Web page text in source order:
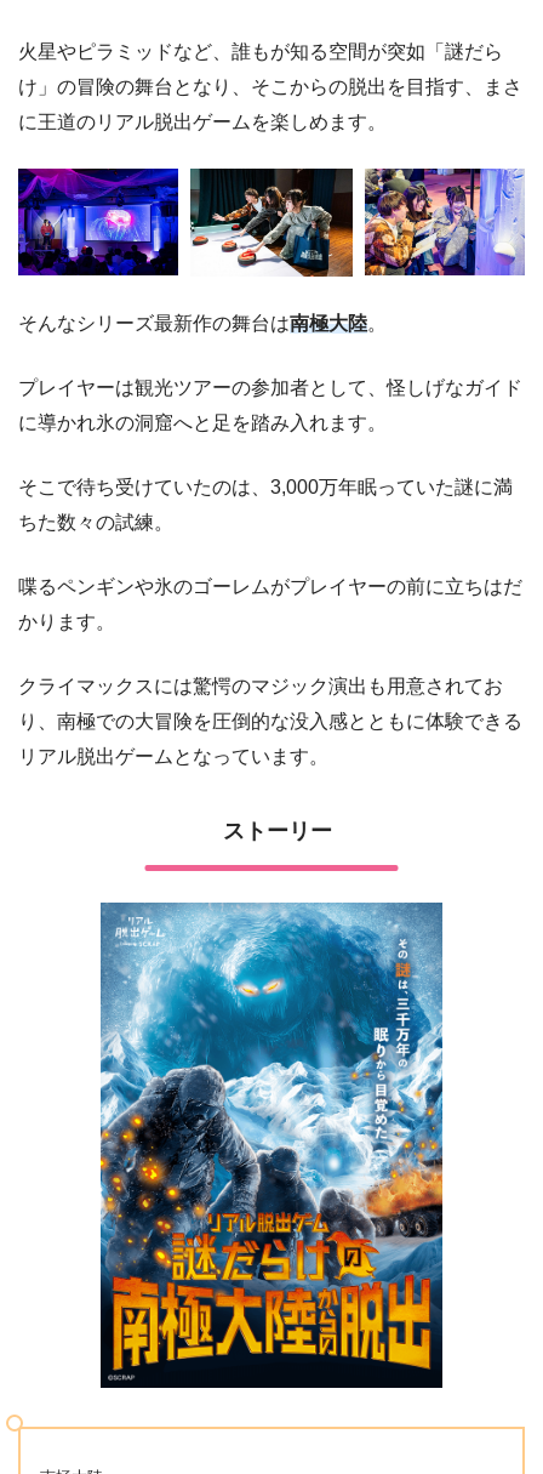
火星やピラミッドなど、誰もが知る空間が突如「謎だら
け」の冒険の舞台となり、そこからの脱出を目指す、まさ
に王道のリアル脱出ゲームを楽しめます。
そんなシリーズ最新作の舞台は南極大陸。
プレイヤーは観光ツアーの参加者として、怪しげなガイド
に導かれ氷の洞窟へと足を踏み入れます。
そこで待ち受けていたのは、3,000万年眠っていた謎に満
ちた数々の試練。
喋るペンギンや氷のゴーレムがプレイヤーの前に立ちはだ
かります。
クライマックスには驚愕のマジック演出も用意されてお
り、南極での大冒険を圧倒的な没入感とともに体験できる
リアル脱出ゲームとなっています。
ストーリー